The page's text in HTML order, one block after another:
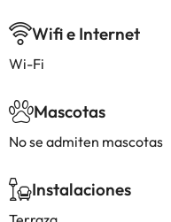
Wifi e Internet
Wi-Fi
Mascotas
No se admiten mascotas
Instalaciones